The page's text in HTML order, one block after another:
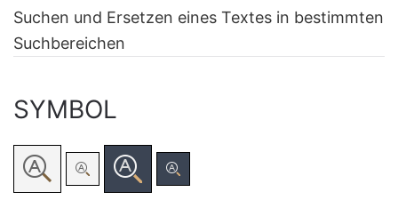
Suchen und Ersetzen eines Textes in bestimmten
Suchbereichen
SYMBOL